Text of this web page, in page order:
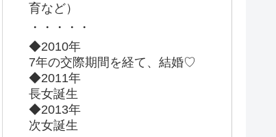
育など）
・・・・・
◆2010年
7年の交際期間を経て、結婚♡
◆2011年
長女誕生
◆2013年
次女誕生